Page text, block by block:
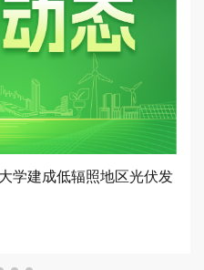
学建成低辐照地区光伏发